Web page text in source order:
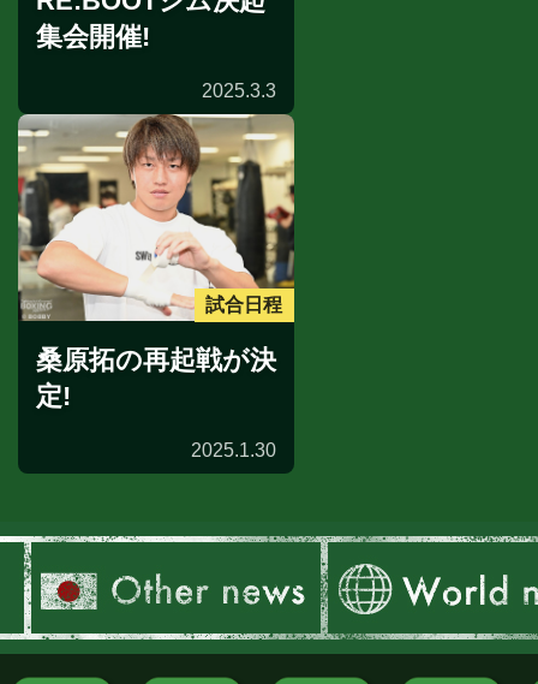
集会開催!
2025.3.3
試合日程
桑原拓の再起戦が決
定!
2025.1.30